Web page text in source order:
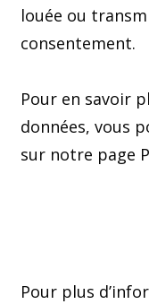
louée ou
consentement.
Pour en savoir
données, vous
sur notre page
Pour plus